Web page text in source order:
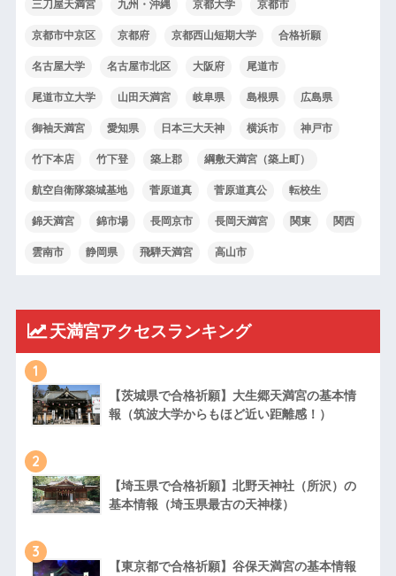
三刀屋天満宮 九州・沖縄 京都大学 京都市
京都市中京区 京都府 京都西山短期大学 合格祈願
名古屋大学 名古屋市北区 大阪府 尾道市
尾道市立大学 山田天満宮 岐阜県 島根県 広島県
御袖天満宮 愛知県 日本三大天神 横浜市 神戸市
竹下本店 竹下登 築上郡 綱敷天満宮（築上町）
航空自衛隊築城基地 菅原道真 菅原道真公 転校生
錦天満宮 錦市場 長岡京市 長岡天満宮 関東 関西
雲南市 静岡県 飛騨天満宮 高山市
天満宮アクセスランキング
1
【茨城県で合格祈願】大生郷天満宮の基本情
報（筑波大学からもほど近い距離感！）
2
【埼玉県で合格祈願】北野天神社（所沢）の
基本情報（埼玉県最古の天神様）
3
【東京都で合格祈願】谷保天満宮の基本情報